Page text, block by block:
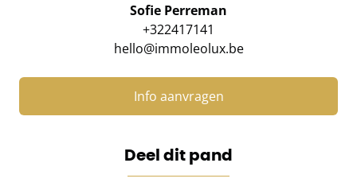
Sofie Perreman
+322417141
hello@immoleolux.be
Info aanvragen
Deel dit pand